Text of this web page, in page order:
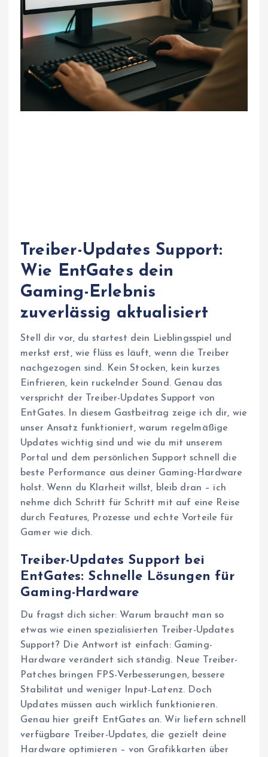
Treiber-Updates Support:
Wie EntGates dein
Gaming-Erlebnis
zuverlässig aktualisiert
Stell dir vor, du startest dein Lieblingsspiel und
merkst erst, wie flüss es läuft, wenn die Treiber
nachgezogen sind. Kein Stocken, kein kurzes
Einfrieren, kein ruckelnder Sound. Genau das
verspricht der Treiber-Updates Support von
EntGates. In diesem Gastbeitrag zeige ich dir, wie
unser Ansatz funktioniert, warum regelmäßige
Updates wichtig sind und wie du mit unserem
Portal und dem persönlichen Support schnell die
beste Performance aus deiner Gaming-Hardware
holst. Wenn du Klarheit willst, bleib dran – ich
nehme dich Schritt für Schritt mit auf eine Reise
durch Features, Prozesse und echte Vorteile für
Gamer wie dich.
Treiber-Updates Support bei
EntGates: Schnelle Lösungen für
Gaming-Hardware
Du fragst dich sicher: Warum braucht man so
etwas wie einen spezialisierten Treiber-Updates
Support? Die Antwort ist einfach: Gaming-
Hardware verändert sich ständig. Neue Treiber-
Patches bringen FPS-Verbesserungen, bessere
Stabilität und weniger Input-Latenz. Doch
Updates müssen auch wirklich funktionieren.
Genau hier greift EntGates an. Wir liefern schnell
verfügbare Treiber-Updates, die gezielt deine
Hardware optimieren – von Grafikkarten über